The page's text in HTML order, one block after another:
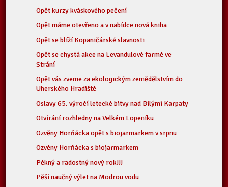
Opět kurzy kváskového pečení
Opět máme otevřeno a v nabídce nová kniha
Opět se blíží Kopaničárské slavnosti
Opět se chystá akce na Levandulové farmě ve
Strání
Opět vás zveme za ekologickým zemědělstvím do
Uherského Hradiště
Oslavy 65. výročí letecké bitvy nad Bílými Karpaty
Otvírání rozhledny na Velkém Lopeníku
Ozvěny Horňácka opět s biojarmarkem v srpnu
Ozvěny Horňácka s biojarmarkem
Pěkný a radostný nový rok!!!
Pěší naučný výlet na Modrou vodu